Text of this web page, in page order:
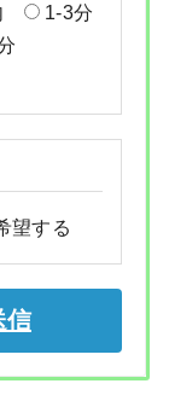
1-3分
望する